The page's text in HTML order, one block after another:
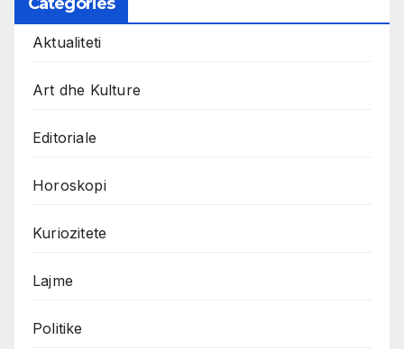
Aktualiteti
Art dhe Kulture
Editoriale
Horoskopi
Kuriozitete
Lajme
Politike